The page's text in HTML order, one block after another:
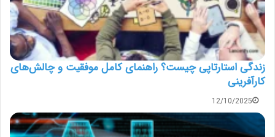
زندگی استارتاپی چیست؟ راهنمای کامل موفقیت و چالش‌های
کارآفرینی
12/10/2025